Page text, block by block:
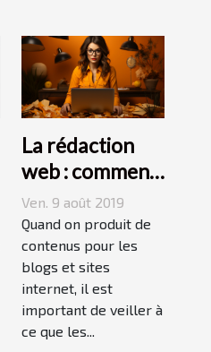
La rédaction
web : comment
répondre aux
aspirations des
internautes ?
Ven. 9 août 2019
Quand on produit de
contenus pour les
blogs et sites
internet, il est
important de veiller à
ce que les...